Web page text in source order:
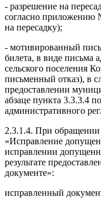
- разрешение на
согласно приложению
на пересадку);
- мотивированный
билета, в виде письма
сельского поселения
письменный отказ), в
предоставлении
абзаце пункта 3.3.3.4
административного
2.3.1.4. При обращении
«Исправление
исправлении
результате
документе»:
исправленный